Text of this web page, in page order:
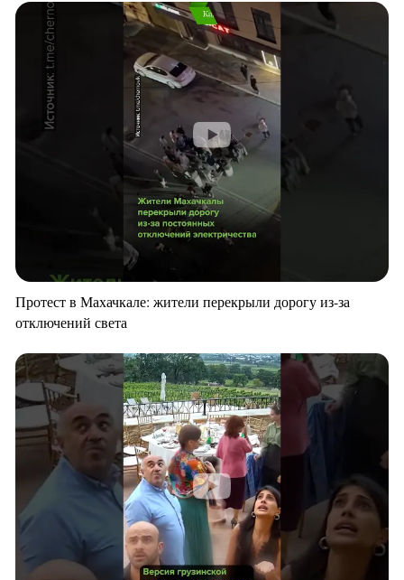
Протест в Махачкале: жители перекрыли дорогу из-за
отключений света